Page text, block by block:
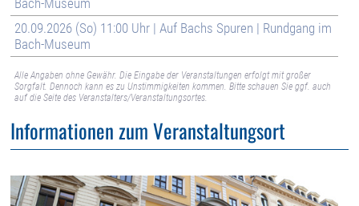
20.09.2026 (So) 11:00 Uhr | Auf Bachs Spuren | Rundgang im
Bach-Museum
Alle Angaben ohne Gewähr. Die Eingabe der Veranstaltungen erfolgt mit großer
Sorgfalt. Dennoch kann es zu Unstimmigkeiten kommen. Bitte schauen Sie ggf. auch
auf die Seite des Veranstalters/Veranstaltungsortes.
Informationen zum Veranstaltungsort